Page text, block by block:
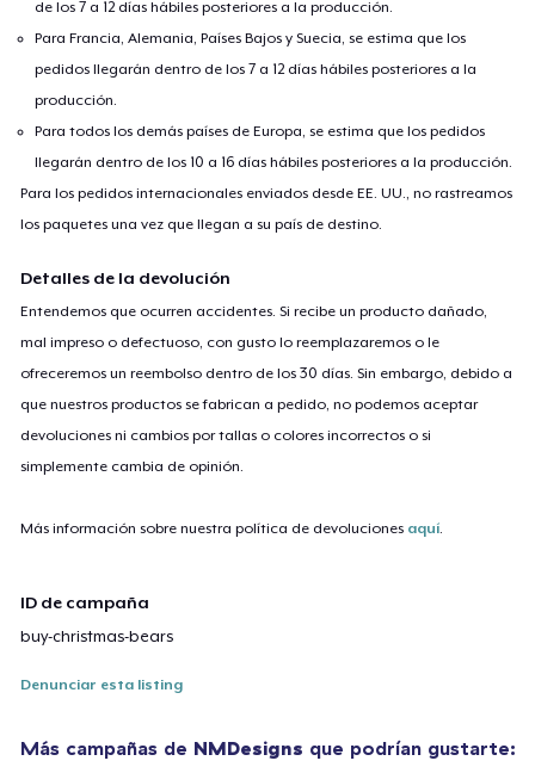
de los 7 a 12 días hábiles posteriores a la producción.
Para Francia, Alemania, Países Bajos y Suecia, se estima que los
pedidos llegarán dentro de los 7 a 12 días hábiles posteriores a la
producción.
Para todos los demás países de Europa, se estima que los pedidos
llegarán dentro de los 10 a 16 días hábiles posteriores a la producción.
Para los pedidos internacionales enviados desde EE. UU., no rastreamos
los paquetes una vez que llegan a su país de destino.
Detalles de la devolución
Entendemos que ocurren accidentes. Si recibe un producto dañado,
mal impreso o defectuoso, con gusto lo reemplazaremos o le
ofreceremos un reembolso dentro de los 30 días. Sin embargo, debido a
que nuestros productos se fabrican a pedido, no podemos aceptar
devoluciones ni cambios por tallas o colores incorrectos o si
simplemente cambia de opinión.
Más información sobre nuestra política de devoluciones aquí
ID de campaña
buy-christmas-bears
Denunciar esta listing
Más campañas de NMDesigns que podrían gustarte: